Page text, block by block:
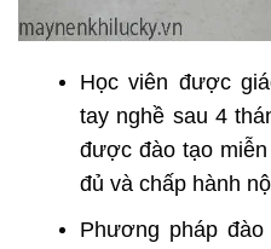
Học viên được
tay nghề sau 4
được đào tạo
đủ và chấp hành
Phương pháp